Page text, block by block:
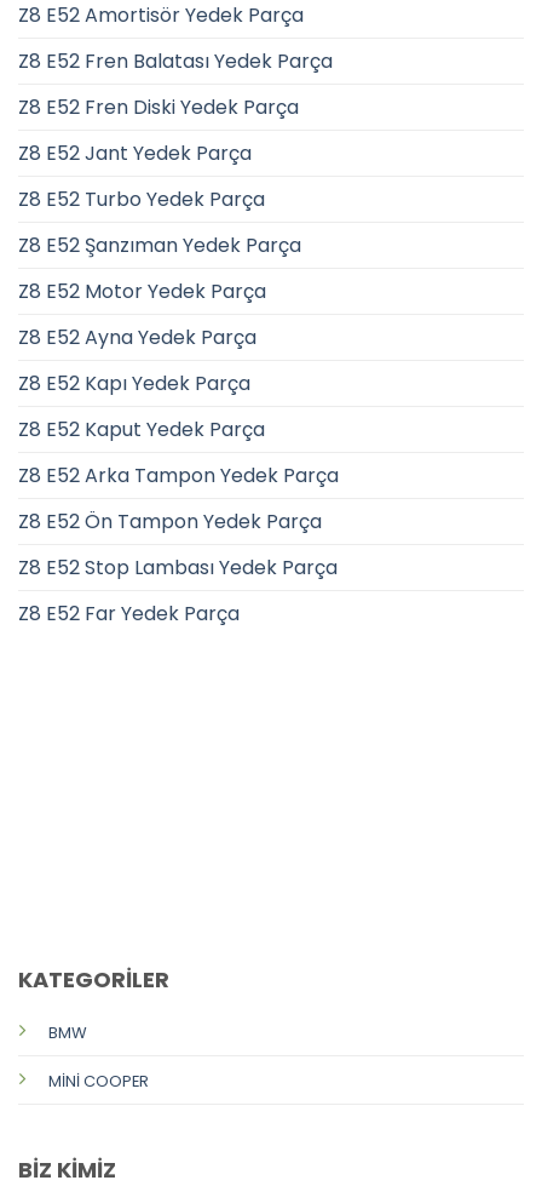
Z8 E52 Amortisör Yedek Parça
Z8 E52 Fren Balatası Yedek Parça
Z8 E52 Fren Diski Yedek Parça
Z8 E52 Jant Yedek Parça
Z8 E52 Turbo Yedek Parça
Z8 E52 Şanzıman Yedek Parça
Z8 E52 Motor Yedek Parça
Z8 E52 Ayna Yedek Parça
Z8 E52 Kapı Yedek Parça
Z8 E52 Kaput Yedek Parça
Z8 E52 Arka Tampon Yedek Parça
Z8 E52 Ön Tampon Yedek Parça
Z8 E52 Stop Lambası Yedek Parça
Z8 E52 Far Yedek Parça
KATEGORİLER
BMW
MİNİ COOPER
BİZ KİMİZ